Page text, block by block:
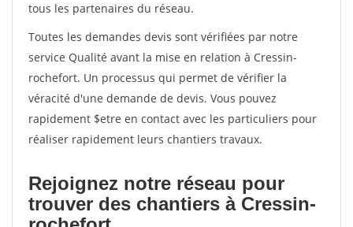
tous les partenaires du réseau.
Toutes les demandes devis sont vérifiées par notre
service Qualité avant la mise en relation à Cressin-
rochefort. Un processus qui permet de vérifier la
véracité d'une demande de devis. Vous pouvez
rapidement $etre en contact avec les particuliers pour
réaliser rapidement leurs chantiers travaux.
Rejoignez notre réseau pour
trouver des chantiers à Cressin-